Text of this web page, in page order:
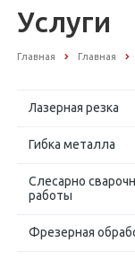
Услуги
Главная Главная
Лазерная резка
Гибка металла
Слесарно
работы
Фрезерная